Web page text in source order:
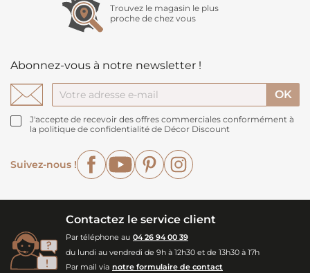
Trouvez le magasin le plus
proche de chez vous
Abonnez-vous à notre newsletter !
J'accepte de recevoir des offres commerciales conformément à
la politique de confidentialité de Décor Discount
Suivez-nous !
FacebookYouTubePinterest
Contactez le service client
Par téléphone au 04 26 94 00 39
du lundi au vendredi de 9h à 12h30 et de 13h30 à 17h
Par mail via notre formulaire de contact